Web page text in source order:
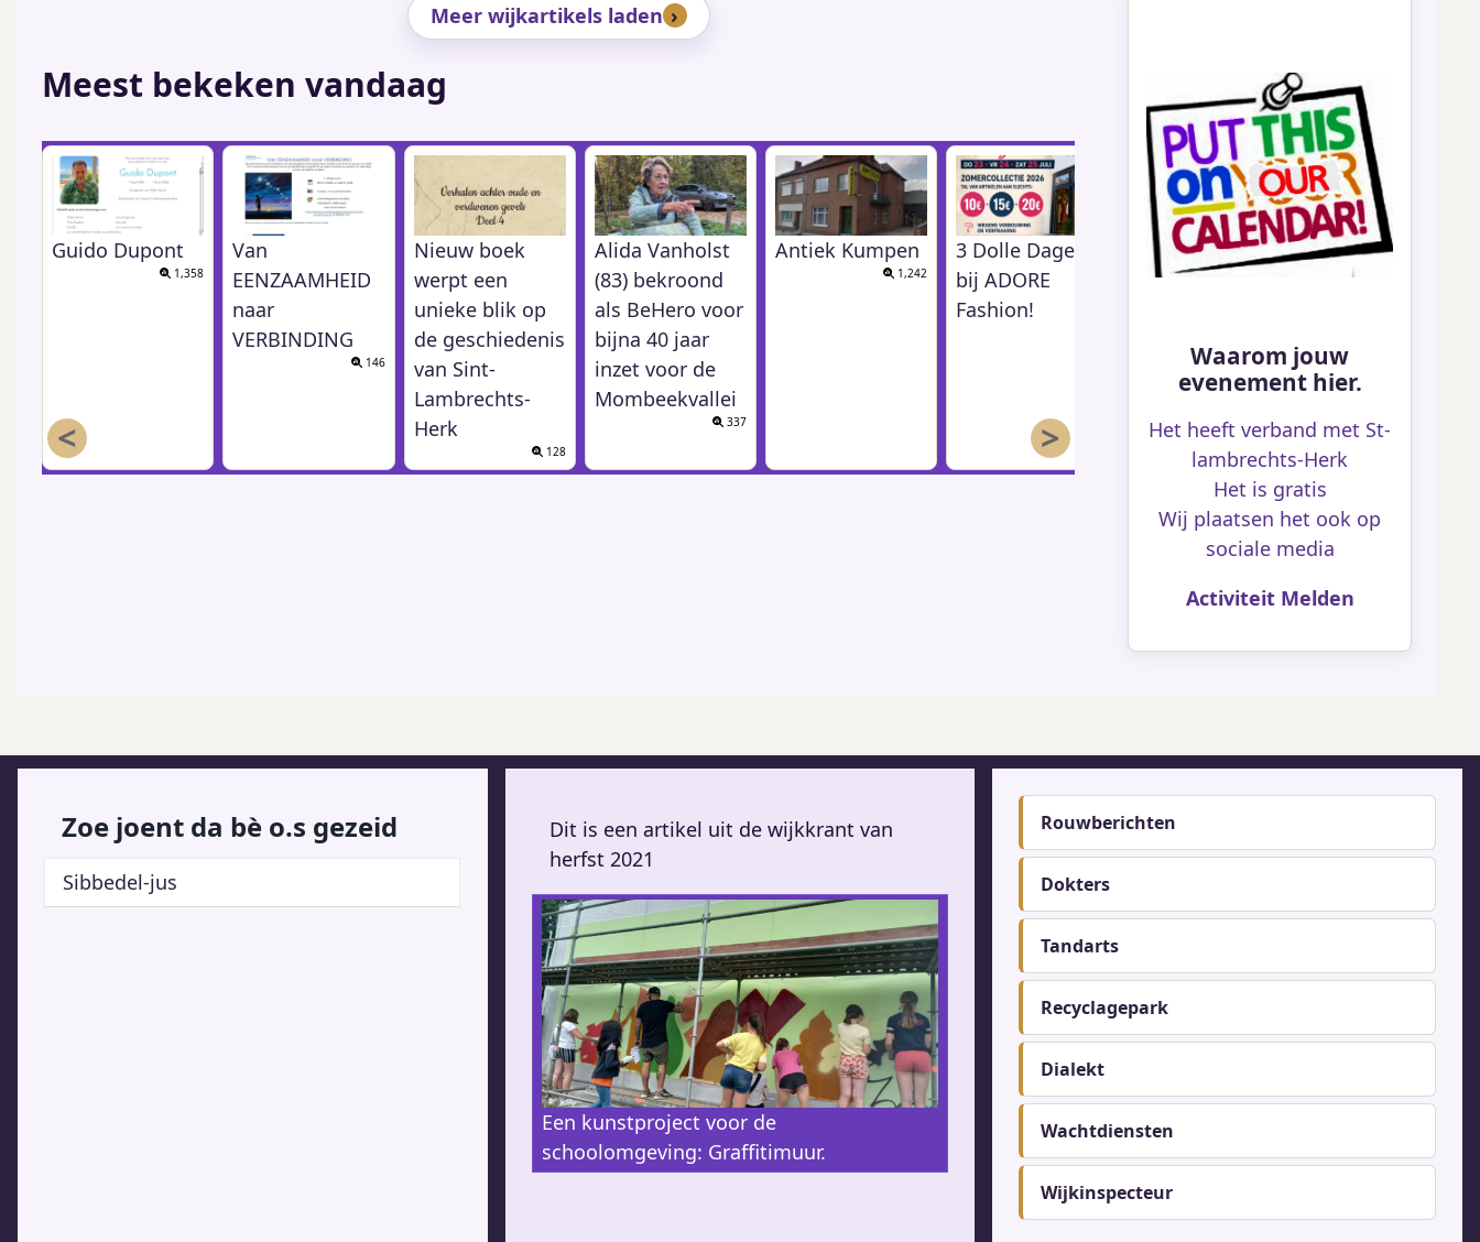
Meer wijkartikels laden
Meest bekeken vandaag
Guido Dupont
1,358
Van
EENZAAMHEID
naar
VERBINDING
146
Nieuw boek
werpt een
unieke blik op
de geschiedenis
van Sint-
Lambrechts-
Herk
128
Alida Vanholst
(83) bekroond
als BeHero voor
bijna 40 jaar
inzet voor de
Mombeekvallei
337
Antiek Kumpen
1,242
3 Dolle Dagen
bij ADORE
Fashion!
Open Tuin KSA Moos Herk
< >
Waarom jouw
evenement hier.
Het heeft verband met St-
lambrechts-Herk
Het is gratis
Wij plaatsen het ook op
sociale media
Activiteit Melden
Zoe joent da bè o.s gezeid
Sibbedel-jus
Dit is een artikel uit de wijkkrant van
herfst 2021
Een kunstproject voor de
schoolomgeving: Graffitimuur.
Footer-
menu
Rouwberichten
Dokters
Tandarts
Recyclagepark
Dialekt
Wachtdiensten
Wijkinspecteur